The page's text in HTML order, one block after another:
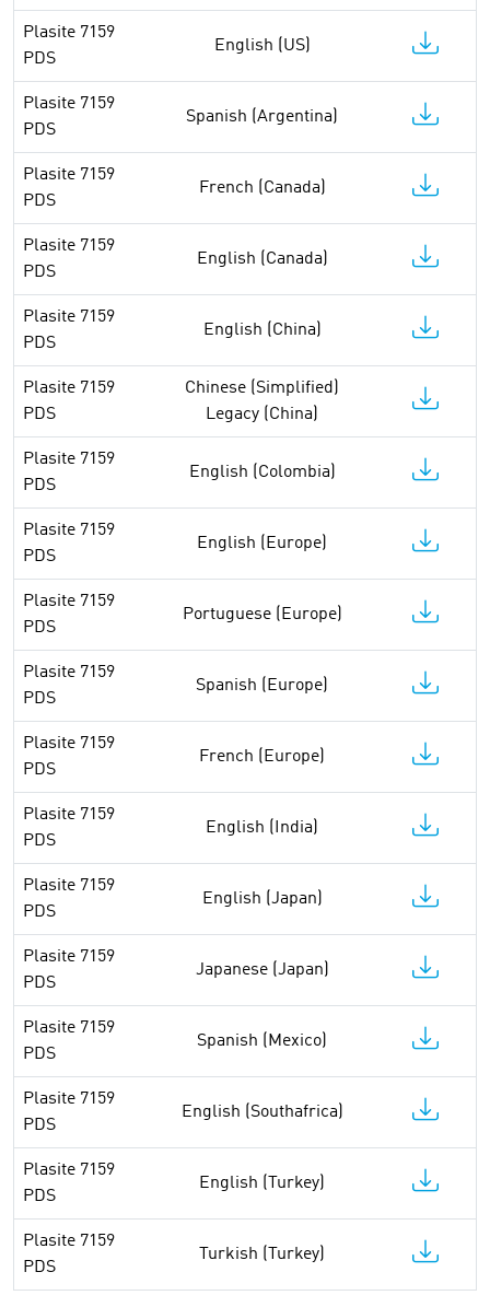
Plasite 7159
PDS
English (US)
Plasite 7159
PDS
Spanish (Argentina)
Plasite 7159
PDS
French (Canada)
Plasite 7159
PDS
English (Canada)
Plasite 7159
PDS
English (China)
Plasite 7159
PDS
Chinese (Simplified)
Legacy (China)
Plasite 7159
PDS
English (Colombia)
Plasite 7159
PDS
English (Europe)
Plasite 7159
PDS
Portuguese (Europe)
Plasite 7159
PDS
Spanish (Europe)
Plasite 7159
PDS
French (Europe)
Plasite 7159
PDS
English (India)
Plasite 7159
PDS
English (Japan)
Plasite 7159
PDS
Japanese (Japan)
Plasite 7159
PDS
Spanish (Mexico)
Plasite 7159
PDS
English (Southafrica)
Plasite 7159
PDS
English (Turkey)
Plasite 7159
PDS
Turkish (Turkey)